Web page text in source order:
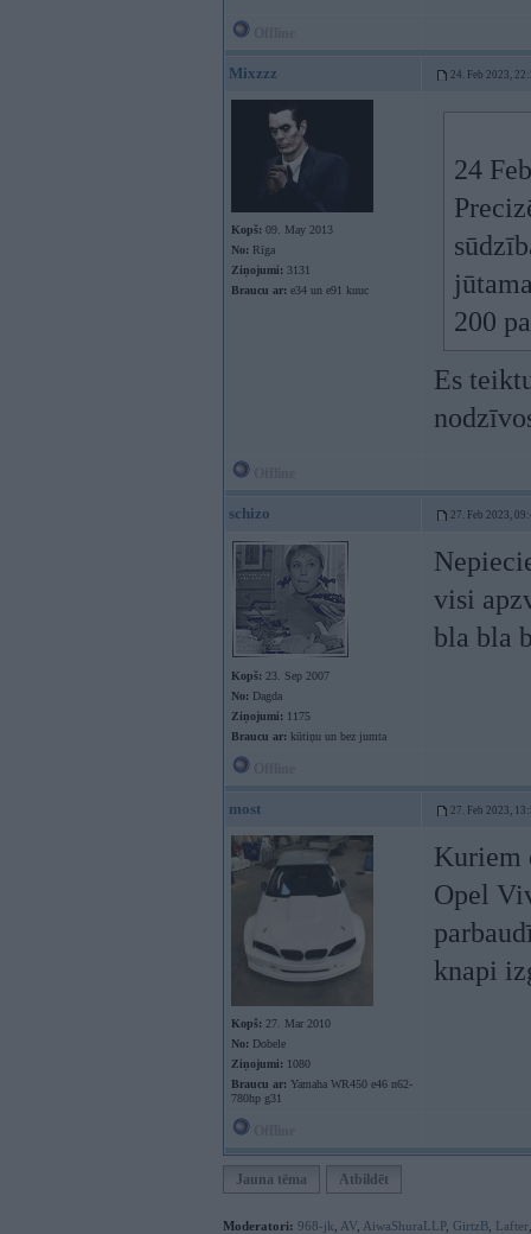
Mixzzz 24. Feb 2023,
Kopš: 09. May 2013
No: Rīga
Ziņojumi: 3131
Braucu ar: e34 un e91 kuuc
24
200
Es
schizo 27. Feb 2023,
Kopš: 23. Sep 2007
No: Dagda
Ziņojumi: 1175
Braucu ar: kūtiņu un bez jumta
visi
bla bla
most 27. Feb 2023,
Kopš: 27. Mar 2010
No: Dobele
Ziņojumi: 1080
Braucu ar: Yamaha WR450 e46 n62-
780hp g31
Kuriem
Opel
knapi
Jauna tēma Atbildēt
Moderatori: 968-jk AV AiwaShuraLLP, GirtzB Lafter